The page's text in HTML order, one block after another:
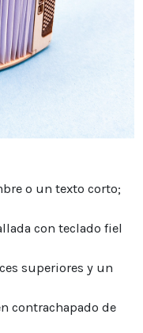
o un texto corto;
con teclado fiel
superiores y un
contrachapado de